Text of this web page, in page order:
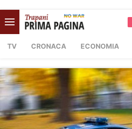
TV CRONACA ECONOMIA